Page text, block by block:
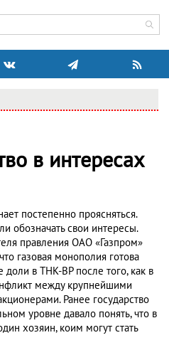
в интересах
постепенно проясняться.
обозначать свои интересы.
правления ОАО «Газпром»
газовая монополия готова
доли в ТНК-BP после того, как в
между крупнейшими
Ранее государство
уровне давало понять, что в
хозяин, коим могут стать